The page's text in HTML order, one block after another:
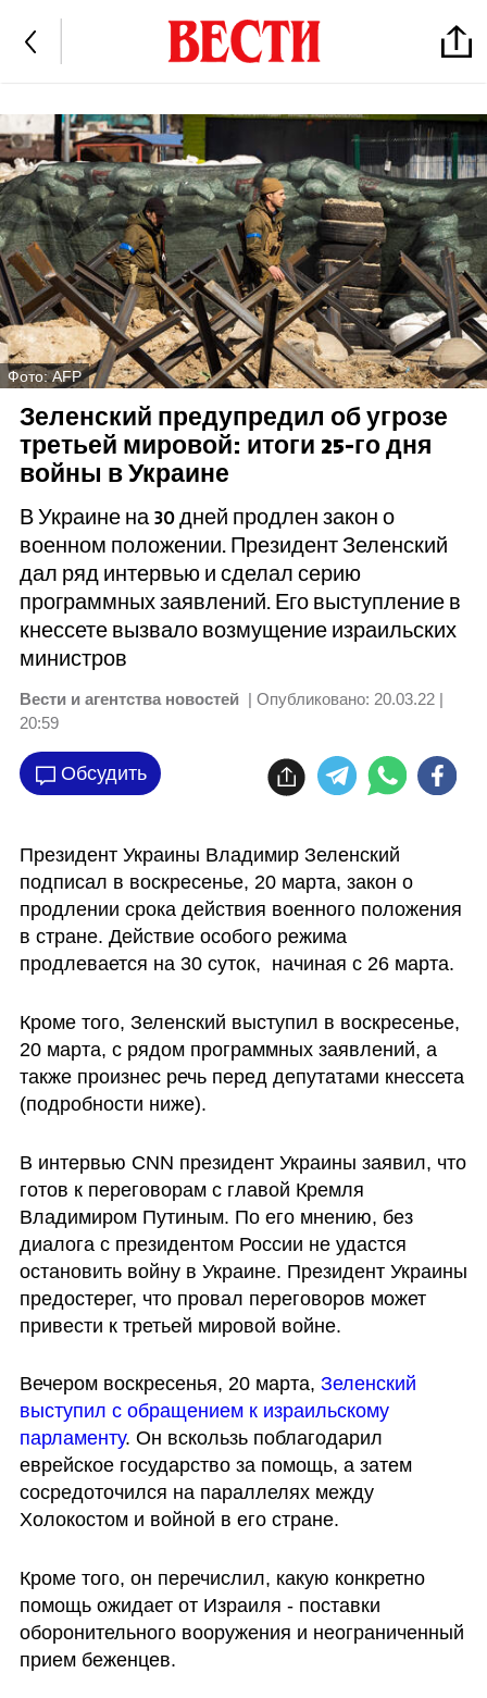
Фото: AFP
Зеленский предупредил об угрозе
третьей мировой: итоги 25-го дня
войны в Украине
В Украине на 30 дней продлен закон о
военном положении. Президент Зеленский
дал ряд интервью и сделал серию
программных заявлений. Его выступление в
кнессете вызвало возмущение израильских
министров
Вести и агентства новостей | Опубликовано: 20.03.22 |
20:59
Обсудить
Президент Украины Владимир Зеленский
подписал в воскресенье, 20 марта, закон о
продлении срока действия военного положения
в стране. Действие особого режима
продлевается на 30 суток,  начиная с 26 марта.
Кроме того, Зеленский выступил в воскресенье,
20 марта, с рядом программных заявлений, а
также произнес речь перед депутатами кнессета
(подробности ниже).
В интервью CNN президент Украины заявил, что
готов к переговорам с главой Кремля
Владимиром Путиным. По его мнению, без
диалога с президентом России не удастся
остановить войну в Украине. Президент Украины
предостерег, что провал переговоров может
привести к третьей мировой войне.
Вечером воскресенья, 20 марта, Зеленский
выступил с обращением к израильскому
парламенту. Он вскользь поблагодарил
еврейское государство за помощь, а затем
сосредоточился на параллелях между
Холокостом и войной в его стране.
Кроме того, он перечислил, какую конкретно
помощь ожидает от Израиля - поставки
оборонительного вооружения и неограниченный
прием беженцев.